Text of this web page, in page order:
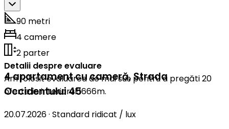
90 metri
4 camere
2 parter
Detalii despre evaluare
Am folosit evaluarea de mai sus pentru a pregăti 20
oferte în interiorul 1666m.
4 apartament cu cameră,Strada
Occidentului 45
20.07.2026· Standard ridicat / lux